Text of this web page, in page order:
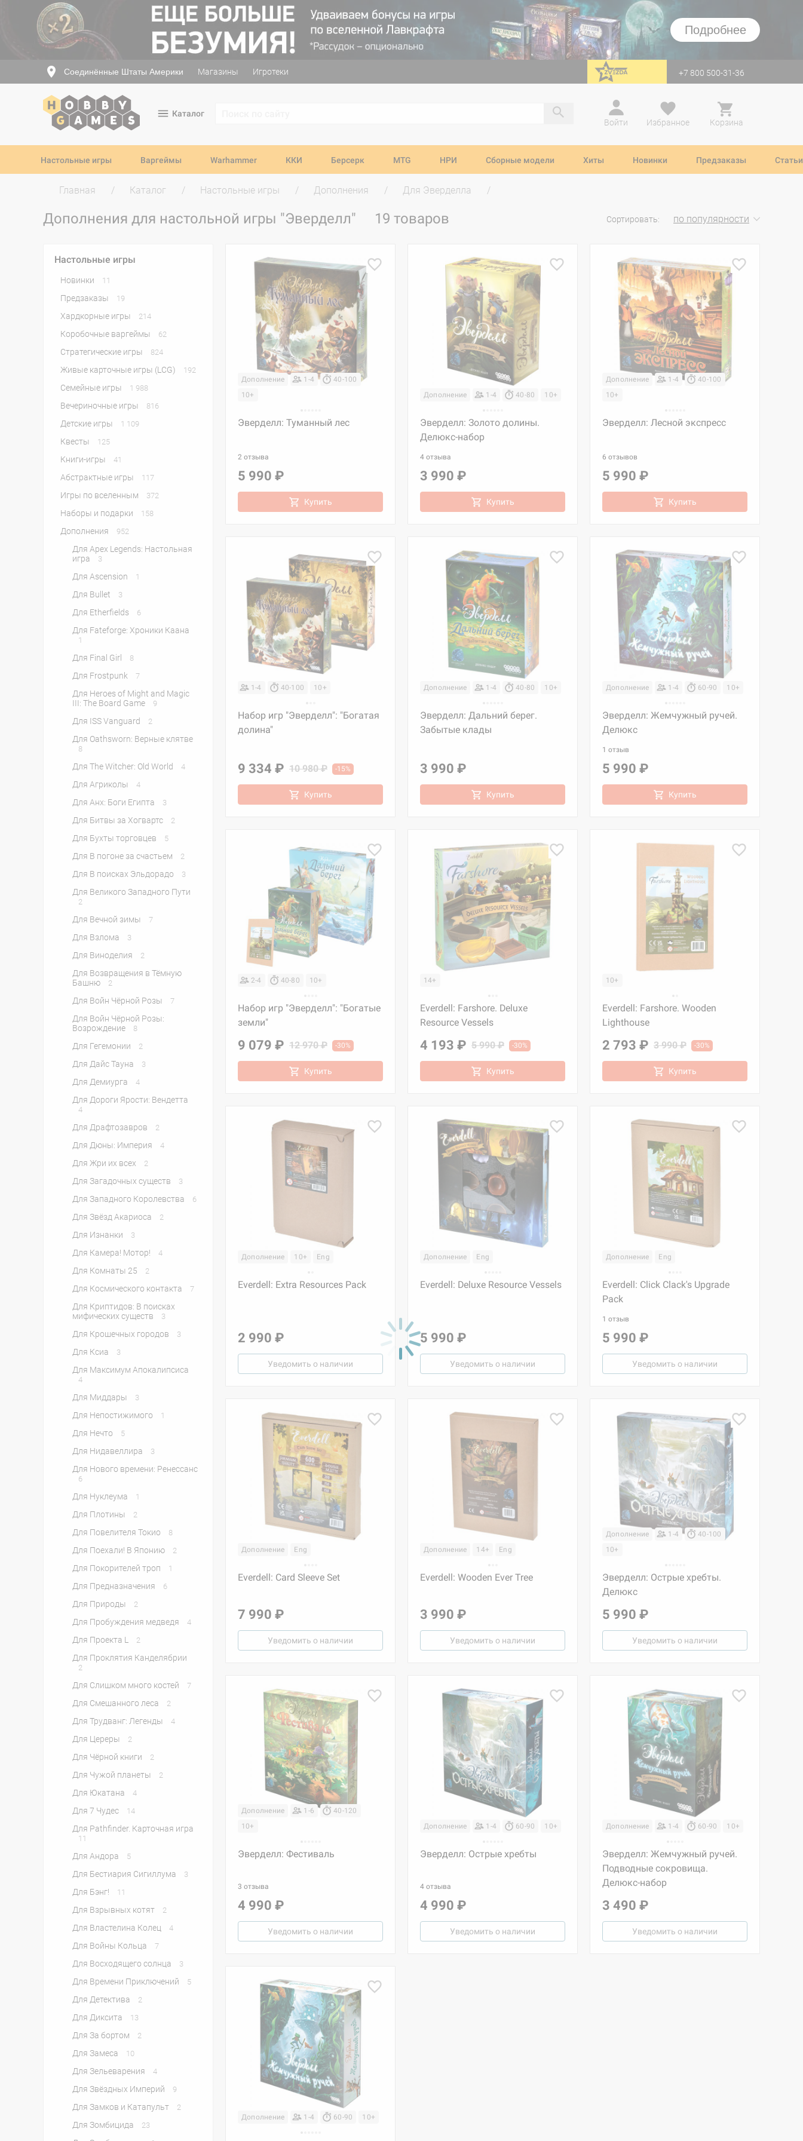
Подробнее
Соединённые Штаты Америки Магазины Игротеки перейти на Zvezda +7 800 500-31-36
Каталог
Войти
Избранное Корзина
Настольные игры Варгеймы Warhammer ККИ Берсерк MTG НРИ Сборные модели Хиты Новинки Предзаказы Статьи
Главная Каталог Настольные игры Дополнения Для Эверделла
Дополнения для настольной игры "Эверделл" 19 товаров Сортировать: по популярности
Настольные игры
Новинки 11
Предзаказы 19
Хардкорные игры 214
Коробочные варгеймы 62
Стратегические игры 824
Живые карточные игры (LCG) 192
Семейные игры 1 988
Вечериночные игры 816
Детские игры 1 109
Квесты 125
Книги-игры 41
Абстрактные игры 117
Игры по вселенным 372
Наборы и подарки 158
Дополнения 952
Для Apex Legends: Настольная
игра
3
Для Ascension 1
Для Bullet 3
Для Etherfields 6
Для Fateforge: Хроники Каана
1
Для Final Girl 8
Для Frostpunk 7
Для Heroes of Might and Magic
III: The Board Game
9
Для ISS Vanguard 2
Для Oathsworn: Верные клятве
8
Для The Witcher: Old World 4
Для Агриколы 4
Для Анх: Боги Египта 3
Для Битвы за Хогвартс 2
Для Бухты торговцев 5
Для В погоне за счастьем 2
Для В поисках Эльдорадо 3
Для Великого Западного Пути
2
Для Вечной зимы 7
Для Взлома 3
Для Виноделия 2
Для Возвращения в Тёмную
Башню
2
Для Войн Чёрной Розы 7
Для Войн Чёрной Розы:
Возрождение
8
Для Гегемонии 2
Для Дайс Тауна 3
Для Демиурга 4
Для Дороги Ярости: Вендетта
4
Для Драфтозавров 2
Для Дюны: Империя 4
Для Жри их всех 2
Для Загадочных существ 3
Для Западного Королевства 6
Для Звёзд Акариоса 2
Для Изнанки 3
Для Камера! Мотор! 4
Для Комнаты 25 2
Для Космического контакта 7
Для Криптидов: В поисках
мифических существ
3
Для Крошечных городов 3
Для Ксиа 3
Для Максимум Апокалипсиса
4
Для Миддары 3
Для Непостижимого 1
Для Нечто 5
Для Нидавеллира 3
Для Нового времени: Ренессанс
6
Для Нуклеума 1
Для Плотины 2
Для Повелителя Токио 8
Для Поехали! В Японию 2
Для Покорителей троп 1
Для Предназначения 6
Для Природы 2
Для Пробуждения медведя 4
Для Проекта L 2
Для Проклятия Канделябрии
2
Для Слишком много костей 7
Для Смешанного леса 2
Для Трудванг: Легенды 4
Для Цереры 2
Для Чёрной книги 2
Для Чужой планеты 2
Для Юкатана 4
Для 7 Чудес 14
Для Pathfinder. Карточная игра
11
Для Андора 5
Для Бестиария Сигиллума 3
Для Бэнг! 11
Для Взрывных котят 2
Для Властелина Колец 4
Для Войны Кольца 7
Для Восходящего солнца 3
Для Времени Приключений 5
Для Детектива 2
Для Диксита 13
Для За бортом 2
Для Замеса 10
Для Зельеварения 4
Для Звёздных Империй 9
Для Замков и Катапульт 2
Для Зомбицида 23
Дополнение 1-4
40-100
10+
Эверделл: Туманный лес
2 отзыва
5 990 ₽
Купить
Дополнение 1-4 40-80 10+
Эверделл: Золото долины.
Делюкс-набор
4 отзыва
3 990 ₽
Купить
Дополнение 1-4
40-100
10+
Эверделл: Лесной экспресс
6 отзывов
5 990 ₽
Купить
1-4 40-100 10+
Набор игр "Эверделл": "Богатая
долина"
9 334 ₽ 10 980 ₽ -15%
Купить
Дополнение 1-4 40-80 10+
Эверделл: Дальний берег.
Забытые клады
3 990 ₽
Купить
Дополнение 1-4 60-90 10+
Эверделл: Жемчужный ручей.
Делюкс
1 отзыв
5 990 ₽
Купить
2-4 40-80 10+
Набор игр "Эверделл": "Богатые
земли"
9 079 ₽ 12 970 ₽ -30%
Купить
14+
Everdell: Farshore. Deluxe
Resource Vessels
4 193 ₽ 5 990 ₽ -30%
Купить
10+
Everdell: Farshore. Wooden
Lighthouse
2 793 ₽ 3 990 ₽ -30%
Купить
Дополнение 10+ Eng
Everdell: Extra Resources Pack
2 990 ₽
Уведомить о наличии
Дополнение Eng
Everdell: Deluxe Resource Vessels
5 990 ₽
Уведомить о наличии
Дополнение Eng
Everdell: Click Clack's Upgrade
Pack
1 отзыв
5 990 ₽
Уведомить о наличии
Дополнение Eng
Everdell: Card Sleeve Set
7 990 ₽
Уведомить о наличии
Дополнение 14+ Eng
Everdell: Wooden Ever Tree
3 990 ₽
Уведомить о наличии
Дополнение 1-4
40-100
10+
Эверделл: Острые хребты.
Делюкс
5 990 ₽
Уведомить о наличии
Дополнение 1-6
40-120
10+
Эверделл: Фестиваль
3 отзыва
4 990 ₽
Уведомить о наличии
Дополнение 1-4 60-90 10+
Эверделл: Острые хребты
4 отзыва
4 990 ₽
Уведомить о наличии
Дополнение 1-4 60-90 10+
Эверделл: Жемчужный ручей.
Подводные сокровища.
Делюкс-набор
3 490 ₽
Уведомить о наличии
Дополнение 1-4 60-90 10+